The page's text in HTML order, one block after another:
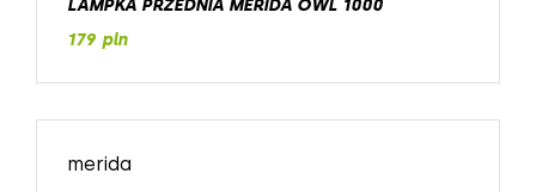
LAMPKA PRZEDNIA MERIDA OWL 1000
179 pln
merida